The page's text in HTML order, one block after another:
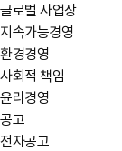
글로벌 사업장
지속가능경영
환경경영
사회적 책임
윤리경영
공고
전자공고